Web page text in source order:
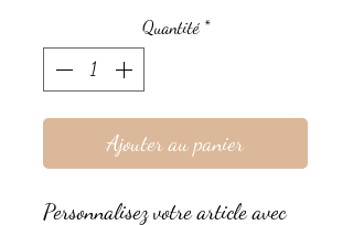
Quantité *
Ajouter au panier
Personnalisez votre article avec